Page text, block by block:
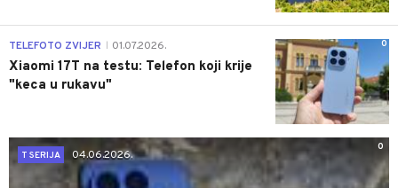
0
TELEFOTO ZVIJER 01.07.2026.
Xiaomi 17T na testu: Telefon koji krije
"keca u rukavu"
0
T SERIJA
04.06.2026.